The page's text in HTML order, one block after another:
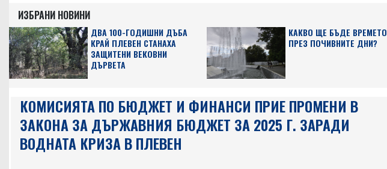
ИЗБРАНИ НОВИНИ
ДВА 100-ГОДИШНИ ДЪБА
КРАЙ ПЛЕВЕН СТАНАХА
ЗАЩИТЕНИ ВЕКОВНИ
ДЪРВЕТА
КАКВО ЩЕ БЪДЕ ВРЕМЕТО
ПРЕЗ ПОЧИВНИТЕ ДНИ?
КОМИСИЯТА ПО БЮДЖЕТ И ФИНАНСИ ПРИЕ ПРОМЕНИ В
ЗАКОНА ЗА ДЪРЖАВНИЯ БЮДЖЕТ ЗА 2025 Г. ЗАРАДИ
ВОДНАТА КРИЗА В ПЛЕВЕН